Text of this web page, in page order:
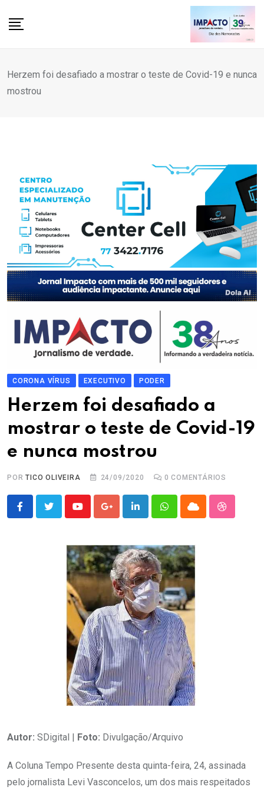
Herzem foi desafiado a mostrar o teste de Covid-19 e nunca
mostrou
CORONA VÍRUS EXECUTIVO PODER
Herzem foi desafiado a
mostrar o teste de Covid-19
e nunca mostrou
PORTICO OLIVEIRA 24/09/2020 0 COMENTÁRIOS
YoutubeGoogle+LinkedInWhatsappCloud
Autor: SDigital | Foto: Divulgação/Arquivo
A Coluna Tempo Presente desta quinta-feira, 24, assinada
pelo jornalista Levi Vasconcelos, um dos mais respeitados